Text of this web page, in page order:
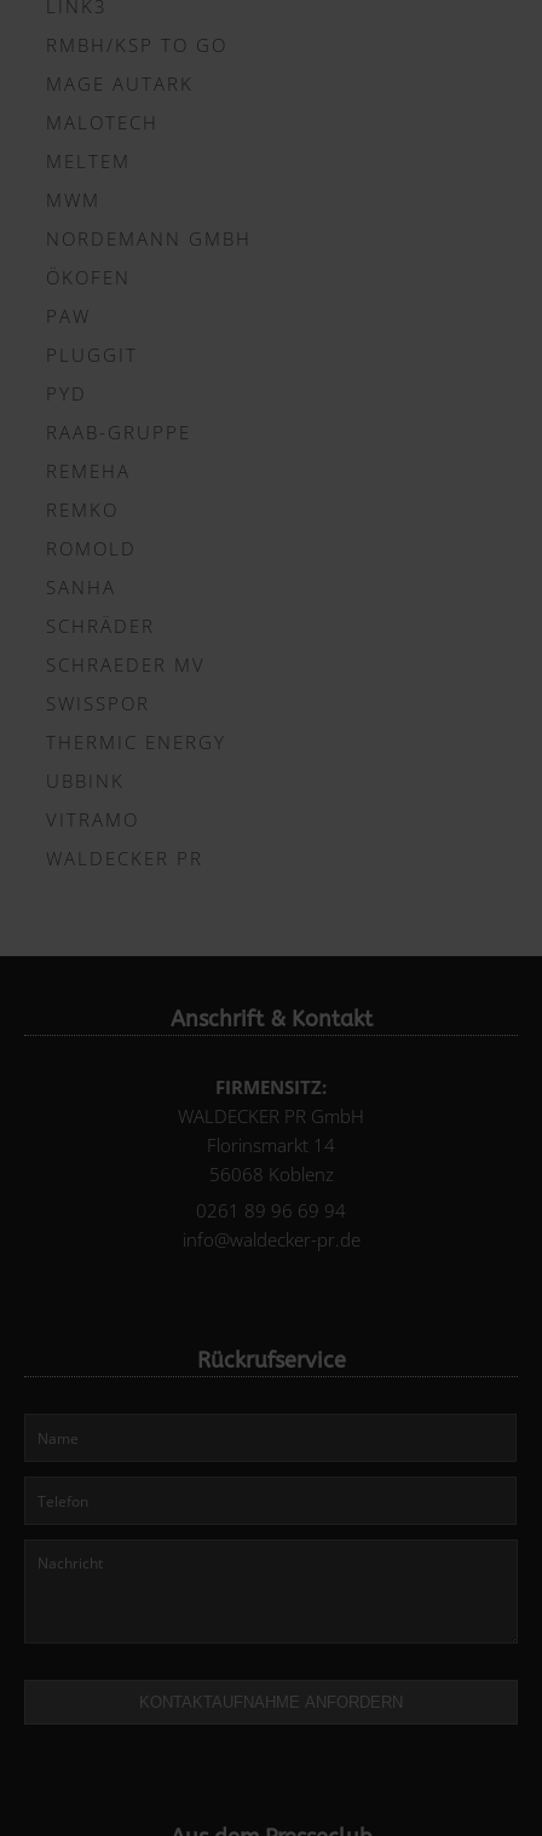
LINK3
RMBH/KSP TO GO
MAGE AUTARK
MALOTECH
MELTEM
MWM
NORDEMANN GMBH
ÖKOFEN
PAW
PLUGGIT
PYD
RAAB-GRUPPE
REMEHA
REMKO
ROMOLD
SANHA
SCHRÄDER
SCHRAEDER MV
SWISSPOR
THERMIC ENERGY
UBBINK
VITRAMO
WALDECKER PR
Anschrift & Kontakt
FIRMENSITZ:
WALDECKER PR GmbH
Florinsmarkt 14
56068 Koblenz
0261 89 96 69 94
info@waldecker-pr.de
Rückrufservice
KONTAKTAUFNAHME ANFORDERN